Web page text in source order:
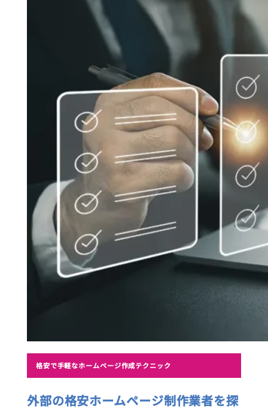
格安で手軽なホームページ作成テクニック
外部の格安ホームページ制作業者を探